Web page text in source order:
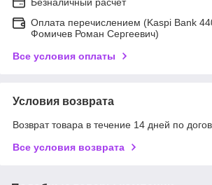
Оплата перечислением (Kaspi Bank
Фомичев Роман Сергеевич)
Все условия оплаты
Условия возврата
Возврат товара в течение 14 дней по
Все условия возврата